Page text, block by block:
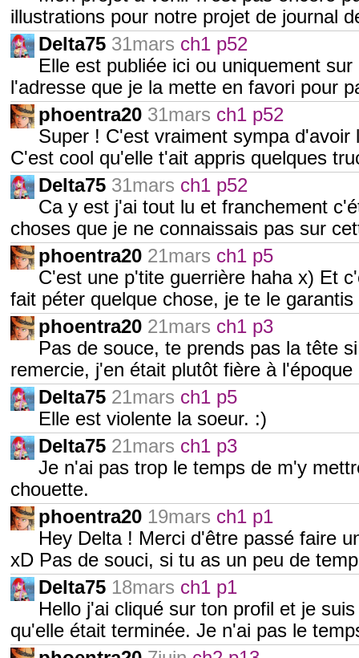
illustrations pour notre projet de journal
Delta75 31mars ch1 p52
Elle est publiée ici ou uniquement
l'adresse que je la mette en favori pour
phoentra20 31mars ch1 p52
Super ! C'est vraiment sympa
C'est cool qu'elle t'ait appris quelques
Delta75 31mars ch1 p52
Ca y est j'ai tout lu et franchement
choses que je ne connaissais pas sur
phoentra20 21mars ch1 p5
C'est une p'tite guerrière haha x) Et
fait péter quelque chose, je te le garantis
phoentra20 21mars ch1 p3
Pas de souce, te prends pas la tête
remercie, j'en était plutôt fière à l'époque
Delta75 21mars ch1 p5
Elle est violente la soeur. :)
Delta75 21mars ch1 p3
Je n'ai pas trop le temps de m'y
chouette.
phoentra20 19mars ch1 p1
Hey Delta ! Merci d'être passé faire
xD Pas de souci, si tu as un peu de
Delta75 18mars ch1 p1
Hello j'ai cliqué sur ton profil et je
qu'elle était terminée. Je n'ai pas le